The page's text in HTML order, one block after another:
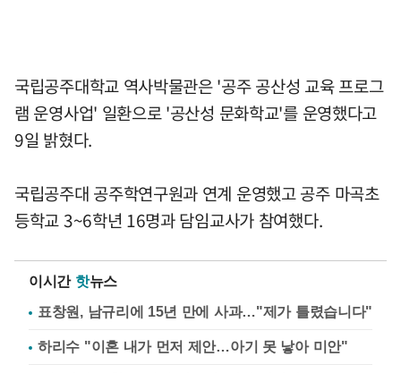
국립공주대학교 역사박물관은 '공주 공산성 교육 프로그
램 운영사업' 일환으로 '공산성 문화학교'를 운영했다고
9일 밝혔다.
국립공주대 공주학연구원과 연계 운영했고 공주 마곡초
등학교 3~6학년 16명과 담임교사가 참여했다.
이시간 핫뉴스
표창원, 남규리에 15년 만에 사과…"제가 틀렸습니다"
하리수 "이혼 내가 먼저 제안…아기 못 낳아 미안"